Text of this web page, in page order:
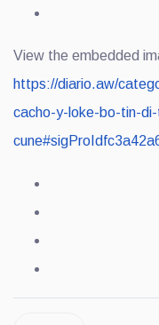
View the embedded
https://diario.aw/
cacho-y-loke-bo-tin-